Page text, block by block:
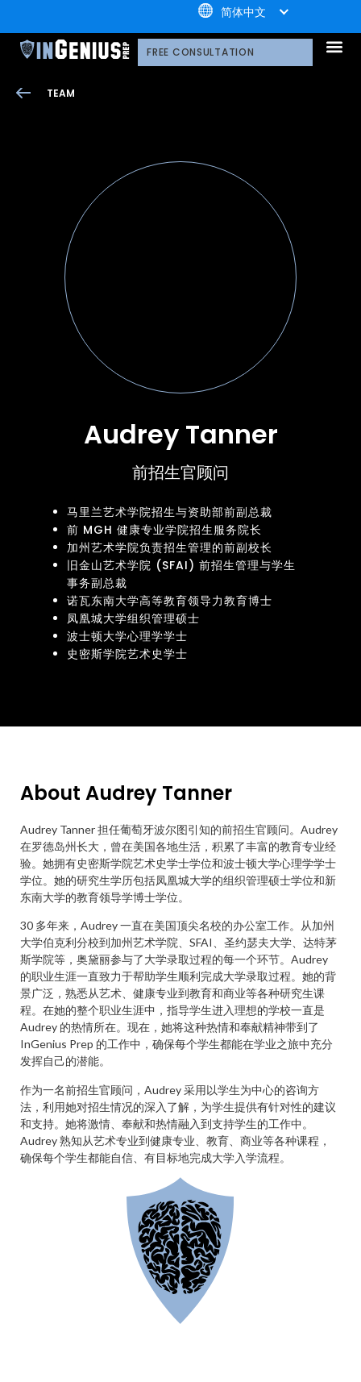
+1.800.722.3105
简体中文
FREE CONSULTATION
Audrey Tanner
前招生官顾问
马里兰艺术学院招生与资助部前副总裁
前 MGH 健康专业学院招生服务院长
加州艺术学院负责招生管理的前副校长
旧金山艺术学院 (SFAI) 前招生管理与学生
事务副总裁
诺瓦东南大学高等教育领导力教育博士
凤凰城大学组织管理硕士
波士顿大学心理学学士
史密斯学院艺术史学士
TEAM
About Audrey Tanner
Audrey Tanner 担任葡萄牙波尔图引知的前招生官顾问。Audrey
在罗德岛州长大，曾在美国各地生活，积累了丰富的教育专业经
验。她拥有史密斯学院艺术史学士学位和波士顿大学心理学学士
学位。她的研究生学历包括凤凰城大学的组织管理硕士学位和新
东南大学的教育领导学博士学位。
30 多年来，Audrey 一直在美国顶尖名校的办公室工作。从加州
大学伯克利分校到加州艺术学院、SFAI、圣约瑟夫大学、达特茅
斯学院等，奥黛丽参与了大学录取过程的每一个环节。Audrey
的职业生涯一直致力于帮助学生顺利完成大学录取过程。她的背
景广泛，熟悉从艺术、健康专业到教育和商业等各种研究生课
程。在她的整个职业生涯中，指导学生进入理想的学校一直是
Audrey 的热情所在。现在，她将这种热情和奉献精神带到了
InGenius Prep 的工作中，确保每个学生都能在学业之旅中充分
发挥自己的潜能。
作为一名前招生官顾问，Audrey 采用以学生为中心的咨询方
法，利用她对招生情况的深入了解，为学生提供有针对性的建议
和支持。她将激情、奉献和热情融入到支持学生的工作中。
Audrey 熟知从艺术专业到健康专业、教育、商业等各种课程，
确保每个学生都能自信、有目标地完成大学入学流程。